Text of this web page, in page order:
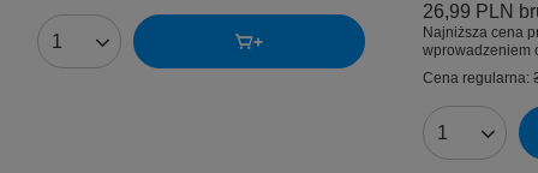
Ilość produktów
26,99 PLN
Najniższa cena
wprowadzeniem
Cena regularna:
Ilość